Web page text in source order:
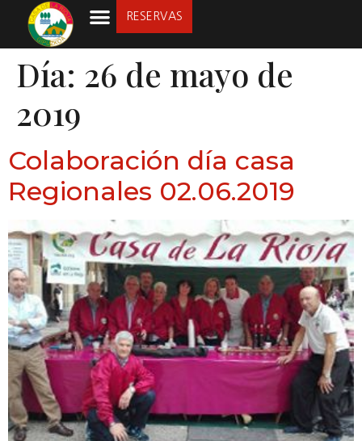
RESERVAS
Día: 26 de mayo de
2019
Colaboración día casa
Regionales 02.06.2019